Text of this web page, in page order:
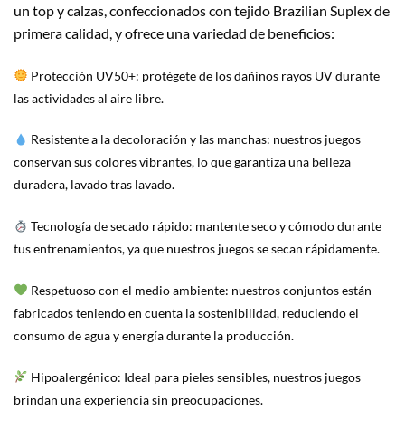
un top y calzas, confeccionados con tejido Brazilian Suplex de
primera calidad, y ofrece una variedad de beneficios:
Protección UV50+: protégete de los dañinos rayos UV durante
las actividades al aire libre.
Resistente a la decoloración y las manchas: nuestros juegos
conservan sus colores vibrantes, lo que garantiza una belleza
duradera, lavado tras lavado.
Tecnología de secado rápido: mantente seco y cómodo durante
tus entrenamientos, ya que nuestros juegos se secan rápidamente.
Respetuoso con el medio ambiente: nuestros conjuntos están
fabricados teniendo en cuenta la sostenibilidad, reduciendo el
consumo de agua y energía durante la producción.
Hipoalergénico: Ideal para pieles sensibles, nuestros juegos
brindan una experiencia sin preocupaciones.